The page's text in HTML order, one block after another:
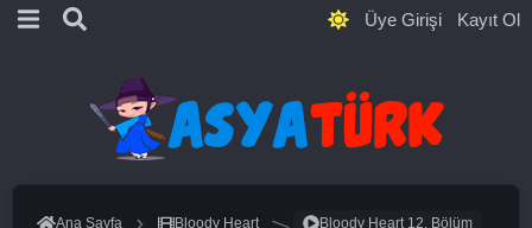
Üye Girişi Kayıt Ol
Ana Sayfa Bloody Heart Bloody Heart 12. Bölüm